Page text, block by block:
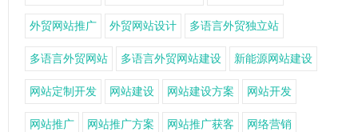
外贸网站推广 外贸网站设计 多语言外贸独立站
多语言外贸网站 多语言外贸网站建设 新能源网站建设
网站定制开发 网站建设 网站建设方案 网站开发
网站推广 网站推广方案 网站推广获客 网络营销